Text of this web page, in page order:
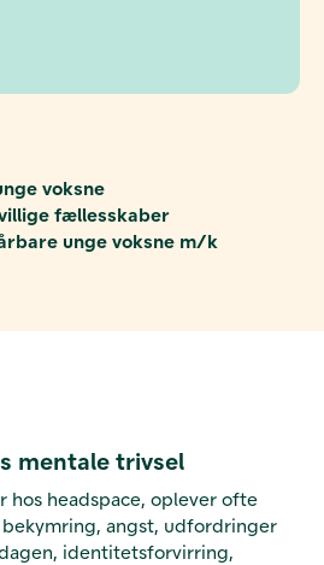
voksne
fællesskaber
unge voksne m/k
mentale trivsel
hos headspace, oplever ofte
angst, udfordringer
identitetsforvirring,